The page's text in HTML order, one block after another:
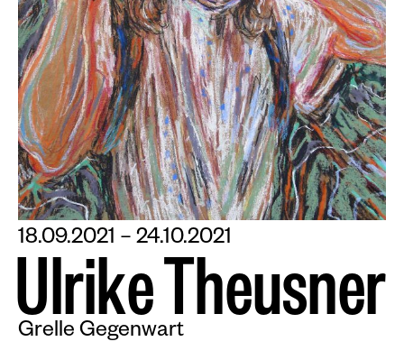
18.09.2021 – 24.10.2021
UlrikeTheusner
Grelle Gegenwart